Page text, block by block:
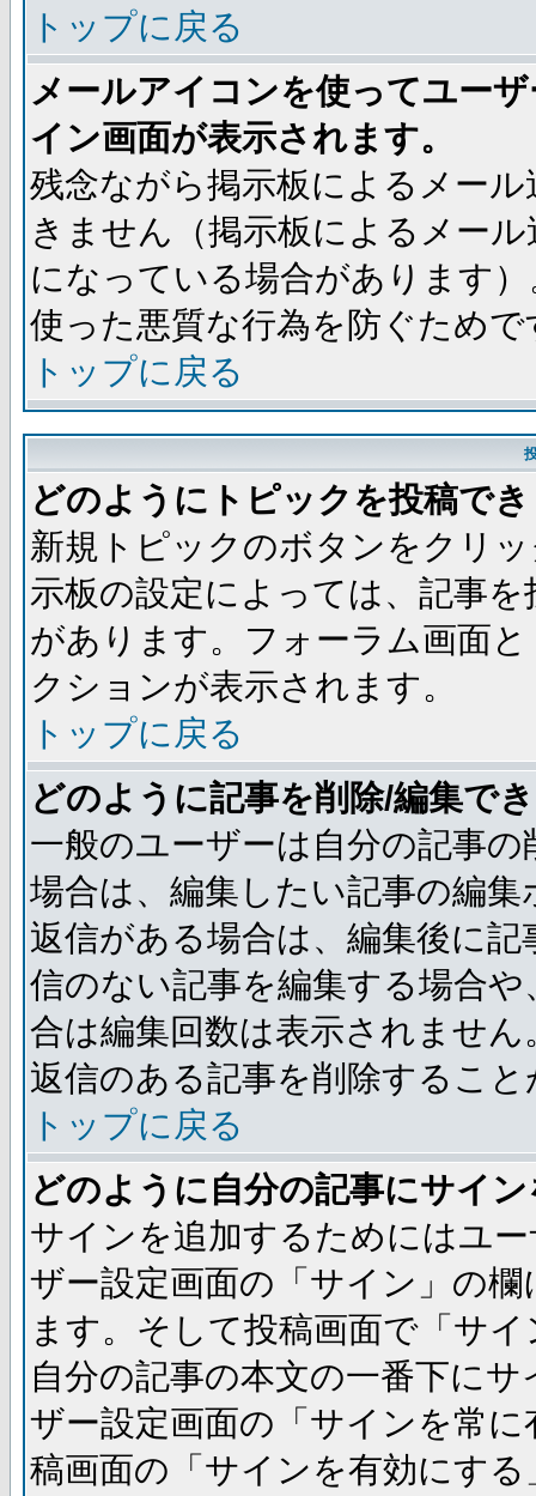
トップに戻る
メールアイコンを使ってユー
イン画面が表示されます。
残念ながら掲示板によるメー
きません（掲示板によるメー
になっている場合があります
使った悪質な行為を防ぐためで
トップに戻る
どのようにトピックを投稿で
新規トピックのボタンをクリ
示板の設定によっては、記事
があります。フォーラム画面
クションが表示されます。
トップに戻る
どのように記事を削除/編集で
一般のユーザーは自分の記事
場合は、編集したい記事の編
返信がある場合は、編集後に
信のない記事を編集する場合
合は編集回数は表示されませ
返信のある記事を削除するこ
トップに戻る
どのように自分の記事にサイ
サインを追加するためにはユ
ザー設定画面の「サイン」の
ます。そして投稿画面で「サ
自分の記事の本文の一番下に
ザー設定画面の「サインを常
稿画面の「サインを有効にす